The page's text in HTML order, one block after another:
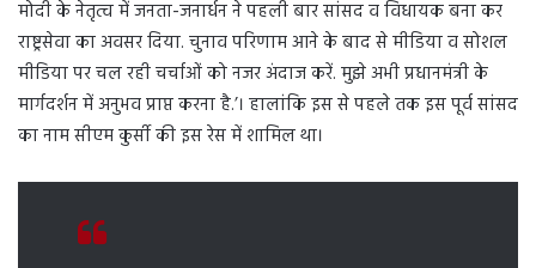
मोदी के नेतृत्व में जनता-जनार्धन ने पहली बार सांसद व विधायक बना कर
राष्ट्रसेवा का अवसर दिया. चुनाव परिणाम आने के बाद से मीडिया व सोशल
मीडिया पर चल रही चर्चाओं को नजर अंदाज करें. मुझे अभी प्रधानमंत्री के
मार्गदर्शन में अनुभव प्राप्त करना है.’। हालांकि इस से पहले तक इस पूर्व सांसद
का नाम सीएम कुर्सी की इस रेस में शामिल था।